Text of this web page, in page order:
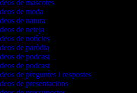
de mascotes
de moda
de natura
de neteja
de notícies
de paròdia
de podcast
de podcast
de preguntes i respostes
de presentacions